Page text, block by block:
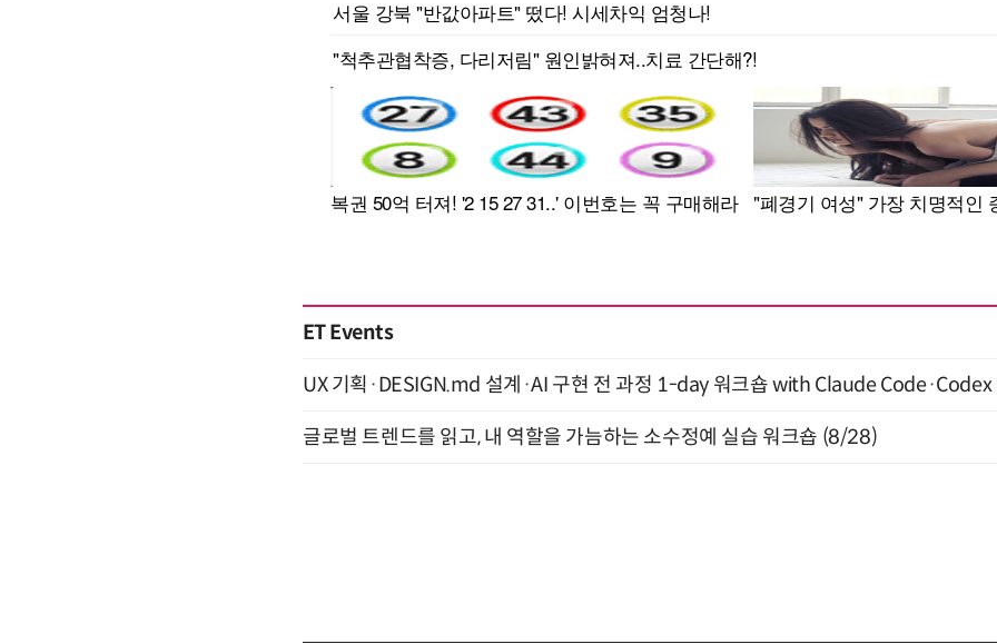
ET Events
UX 기획·DESIGN.md 설계·AI 구현 전 과정 1-day 워크숍 with Claude Code·Codex
글로벌 트렌드를 읽고, 내 역할을 가늠하는 소수정예 실습 워크숍 (8/28)